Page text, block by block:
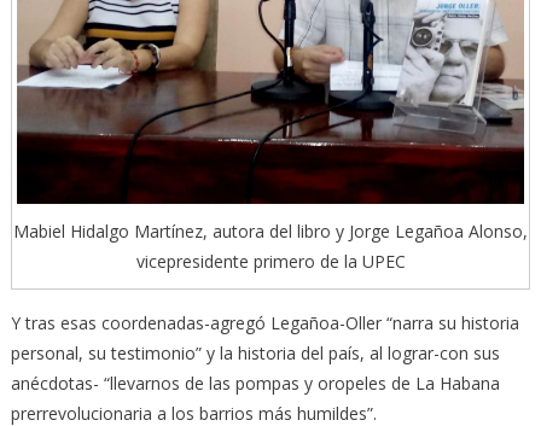
Mabiel Hidalgo Martínez, autora del libro y Jorge Legañoa Alonso,
vicepresidente primero de la UPEC
Y tras esas coordenadas-agregó Legañoa-Oller “narra su historia
personal, su testimonio” y la historia del país, al lograr-con sus
anécdotas- “llevarnos de las pompas y oropeles de La Habana
prerrevolucionaria a los barrios más humildes”.